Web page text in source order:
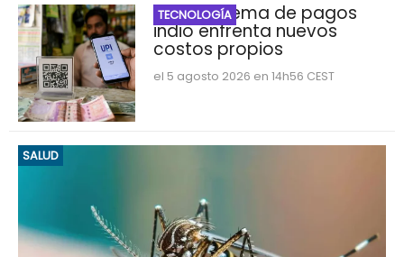
TECNOLOGÍA
UPI: El sistema de pagos
indio enfrenta nuevos
costos propios
el 5 agosto 2026 en 14h56 CEST
SALUD